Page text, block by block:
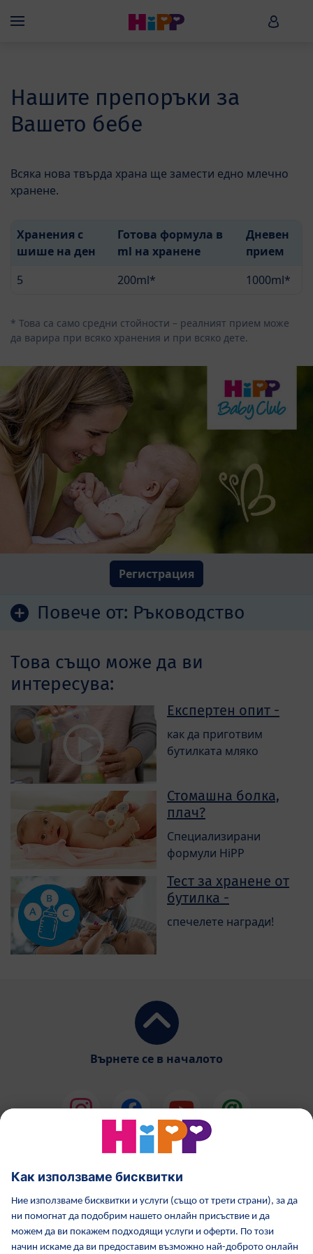
Menü HiPP
Нашите препоръки за
Вашето бебе
Всяка нова твърда храна ще замести едно млечно
хранене.
Хранения с
шише на ден
Готова формула в
ml на хранене
Дневен
прием
5
200ml* 1000ml*
* Това са само средни стойности – реалният прием може
да варира при всяко хранения и при всяко дете.
Регистрация
Повече от: Ръководство
Това също може да ви
интересува:
Експертен опит -
как да приготвим
бутилката мляко
Стомашна болка,
плач?
Специализирани
формули HiPP
Тест за хранене от
бутилка -
спечелете награди!
Върнете се в началото
Грижа за кожата от HiPP
HiPP по време бременност